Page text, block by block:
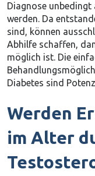
Diagnose unbedingt
werden. Da
sind, können
Abhilfe schaffen,
möglich ist. Die
Diabetes sind
Werden
im Alter